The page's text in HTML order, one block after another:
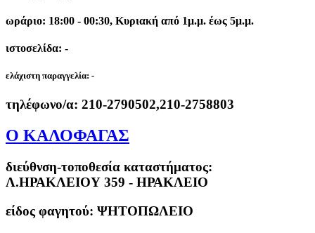
ωράριο: 18:00 - 00:30, Κυριακή από 1μ.μ. έως 5μ.μ.
ιστοσελίδα: -
ελάχιστη παραγγελία: -
τηλέφωνο/α: 210-2790502,210-2758803
Ο ΚΑΛΟΦΑΓΑΣ
διεύθνση-τοποθεσία καταστήματος:
Λ.ΗΡΑΚΛΕΙΟΥ 359 - ΗΡΑΚΛΕΙΟ
είδος φαγητού: ΨΗΤΟΠΩΛΕΙΟ